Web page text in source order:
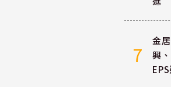
7
金
興